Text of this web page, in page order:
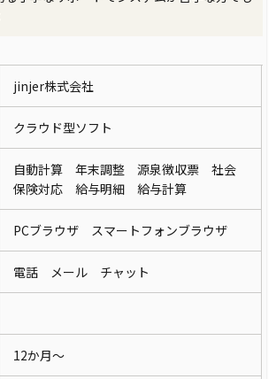
jinjer株式会社
クラウド型ソフト
自動計算 年末調整 源泉徴収票 社会
保険対応 給与明細 給与計算
PCブラウザ スマートフォンブラウザ
電話 メール チャット
12か月～